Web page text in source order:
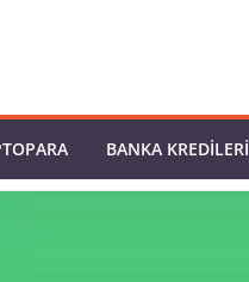
BANKA KREDILERI